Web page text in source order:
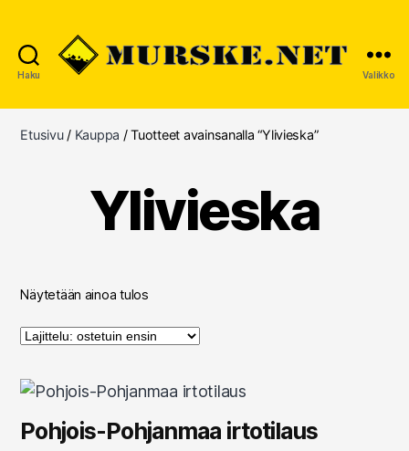
Haku Valikko
Etusivu/ Kauppa / Tuotteet avainsanalla “Ylivieska”
Ylivieska
Näytetään ainoa tulos
Pohjois-Pohjanmaa irtotilaus